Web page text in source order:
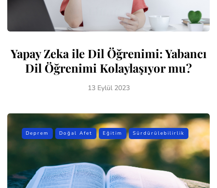
Yapay Zeka ile Dil Öğrenimi: Yabancı
Dil Öğrenimi Kolaylaşıyor mu?
13 Eylül 2023
Deprem Doğal Afet Eğitim Sürdürülebilirlik